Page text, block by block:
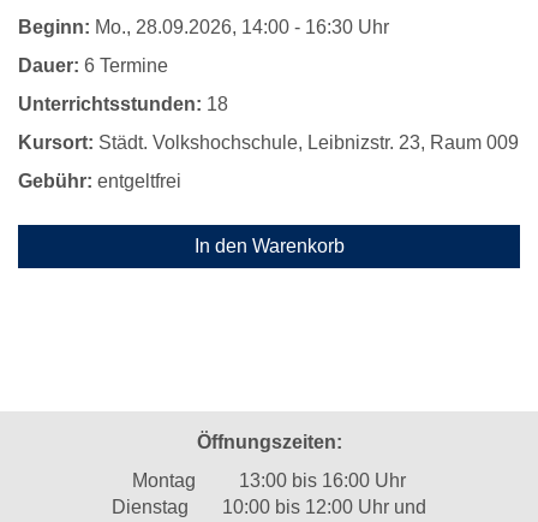
Beginn: Mo., 28.09.2026, 14:00 - 16:30 Uhr
Dauer: 6 Termine
Unterrichtsstunden: 18
Kursort: Städt. Volkshochschule, Leibnizstr. 23, Raum 009
Gebühr: entgeltfrei
In den Warenkorb
Öffnungszeiten:
Montag 13:00 bis 16:00 Uhr
Dienstag 10:00 bis 12:00 Uhr und